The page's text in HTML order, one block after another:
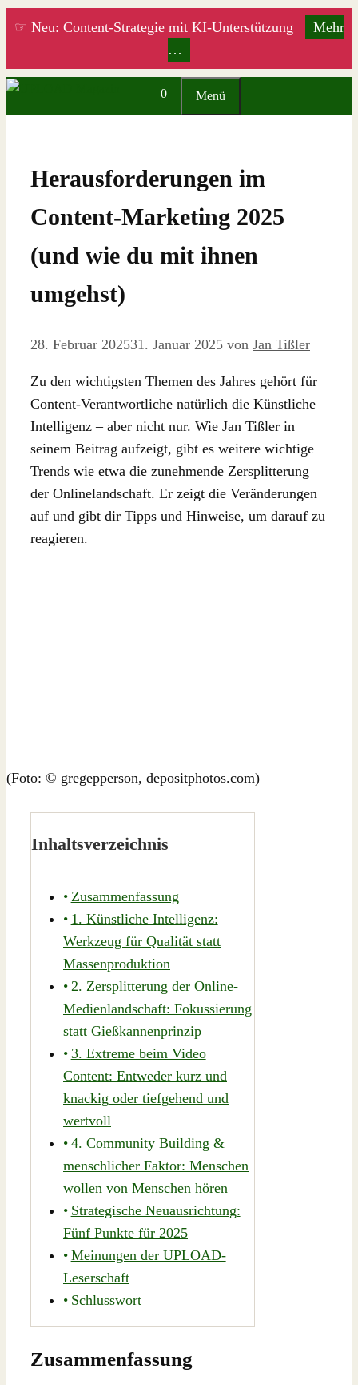
Zum
☞ Neu: Content-Strategie mit KI-Unterstützung
Mehr
…
0 Menü
Herausforderungen im
Content-Marketing 2025
(und wie du mit ihnen
umgehst)
28. Februar 202531. Januar 2025 von Jan Tißler
Zu den wichtigsten Themen des Jahres gehört für
Content-Verantwortliche natürlich die Künstliche
Intelligenz – aber nicht nur. Wie Jan Tißler in
seinem Beitrag aufzeigt, gibt es weitere wichtige
Trends wie etwa die zunehmende Zersplitterung
der Onlinelandschaft. Er zeigt die Veränderungen
auf und gibt dir Tipps und Hinweise, um darauf zu
reagieren.
(Foto: © gregepperson, depositphotos.com)
Inhaltsverzeichnis
Zusammenfassung
1. Künstliche Intelligenz:
Werkzeug für Qualität statt
Massenproduktion
2. Zersplitterung der Online-
Medienlandschaft: Fokussierung
statt Gießkannenprinzip
3. Extreme beim Video
Content: Entweder kurz und
knackig oder tiefgehend und
wertvoll
4. Community Building &
menschlicher Faktor: Menschen
wollen von Menschen hören
Strategische Neuausrichtung:
Fünf Punkte für 2025
Meinungen der UPLOAD-
Leserschaft
Schlusswort
Zusammenfassung